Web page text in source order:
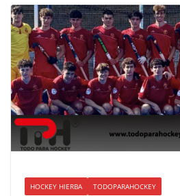
HOCKEY HIERBA TODOPARAHOCKEY